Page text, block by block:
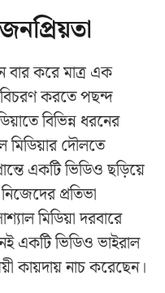
করে মাত্র এক
বিচরণ করতে পছন্দ
বিভিন্ন ধরনের
মিডিয়ার দৌলতে
একটি ভিডিও ছড়িয়ে
প্রতিভা
মিডিয়া দরবারে
একটি ভিডিও ভাইরাল
কায়দায় নাচ করেছেন।